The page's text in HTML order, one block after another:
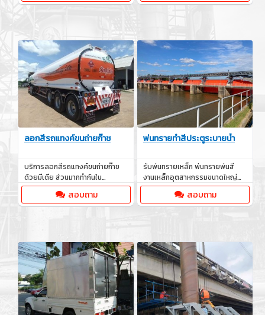
ลอกสีรถแทงค์ขนถ่ายก๊าช
บริการลอกสีรถแทงค์ขนถ่ายก๊าช
ด้วยมีเดีย ส่วนมากทำกันใน
อุตสาหกรรมต่างๆ ที่มีความเสี่ยง
ต่อการเกิดสนิมสอบถาม
พ่นทรายทำสีประตูระบายน้ำ
รับพ่นทรายเหล็ก พ่นทรายพ่นสี
งานเหล็กอุตสาหกรรมขนาดใหญ่
งานโครงสร้าง งานเรือ ตู้คอน
เทรนเนอร์ งานท่อ งานถัง บานประตู
ระบายน้ำ
สอบถาม